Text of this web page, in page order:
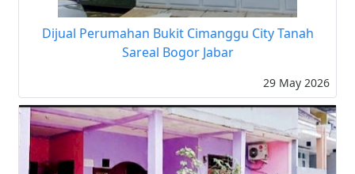
Dijual Perumahan Bukit Cimanggu City Tanah
Sareal Bogor Jabar
29 May 2026